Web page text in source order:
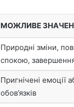
МОЖЛИВЕ
Природні зміни,
спокою,
Пригнічені емоції
обов’язків